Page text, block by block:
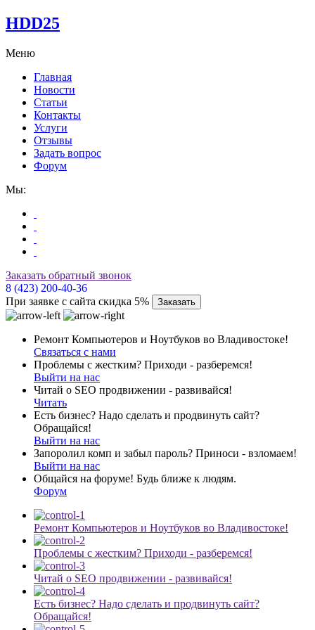
HDD25
Меню
Главная
Новости
Статьи
Контакты
Услуги
Отзывы
Задать вопрос
Форум
Мы:
Заказать обратный звонок
8 (423) 200-40-36
При заявке с сайта скидка 5%
Заказать
Ремонт Компьютеров и Ноутбуков во Владивостоке!
Связаться с нами
Проблемы с жестким? Приходи - разберемся!
Выйти на нас
Читай о SEO продвижении - развивайся!
Читать
Есть бизнес? Надо сделать и продвинуть сайт?
Обращайся!
Выйти на нас
Запоролил комп и забыл пароль? Приноси - взломаем!
Выйти на нас
Общайся на форуме! Будь ближе к людям.
Форум
Ремонт Компьютеров и Ноутбуков во Владивостоке!
Проблемы с жестким? Приходи - разберемся!
Читай о SEO продвижении - развивайся!
Есть бизнес? Надо сделать и продвинуть сайт?
Обращайся!